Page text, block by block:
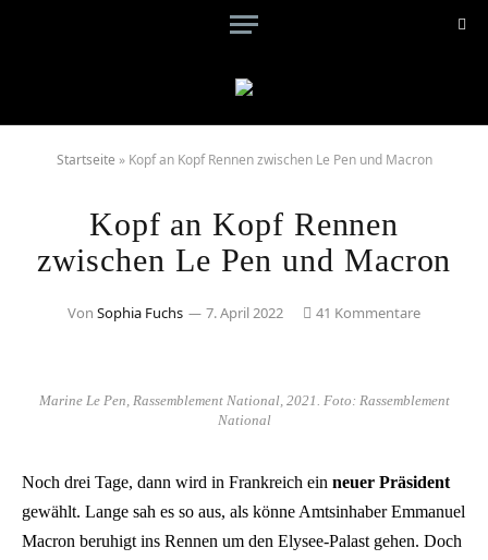
Startseite » Kopf an Kopf Rennen zwischen Le Pen und Macron
Kopf an Kopf Rennen
zwischen Le Pen und Macron
Von Sophia Fuchs 7. April 2022 41 Kommentare
Marine Le Pen, Rassemblement National, 2021. Foto: Rassemblement
National
Noch drei Tage, dann wird in Frankreich ein neuer Präsident
gewählt. Lange sah es so aus, als könne Amtsinhaber Emmanuel
Macron beruhigt ins Rennen um den Elysee-Palast gehen. Doch